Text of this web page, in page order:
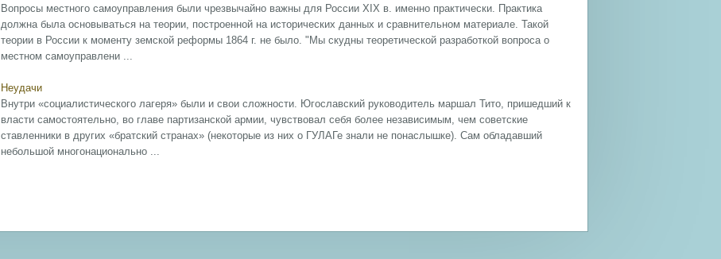
Вопросы местного самоуправления были чрезвычайно важны для России XIX в. именно практически. Практика
должна была основываться на теории, построенной на исторических данных и сравнительном материале. Такой
теории в России к моменту земской реформы 1864 г. не было. "Мы скудны теоретической разработкой вопроса о
местном самоуправлени ...
Неудачи
Внутри «социалистического лагеря» были и свои сложности. Югославский руководитель маршал Тито, пришедший к
власти самостоятельно, во главе партизанской армии, чувствовал себя более независимым, чем советские
ставленники в других «братский странах» (некоторые из них о ГУЛАГе знали не понаслышке). Сам обладавший
небольшой многонационально ...